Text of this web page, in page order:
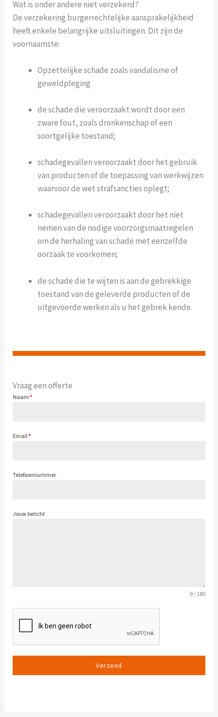
Wat is onder andere niet verzekerd?
De verzekering burgerrechtelijke aansprakelijkheid
heeft enkele belangrijke uitsluitingen. Dit zijn de
voornaamste:
Opzettelijke schade zoals vandalisme of
geweldpleging
de schade die veroorzaakt wordt door een
zware fout, zoals dronkenschap of een
soortgelijke toestand;
schadegevallen veroorzaakt door het gebruik
van producten of de toepassing van werkwijzen
waarvoor de wet strafsancties oplegt;
schadegevallen veroorzaakt door het niet
nemen van de nodige voorzorgsmaatregelen
om de herhaling van schade met eenzelfde
oorzaak te voorkomen;
de schade die te wijten is aan de gebrekkige
toestand van de geleverde producten of de
uitgevoerde werken als u het gebrek kende.
Vraag een offerte
Naam*
Email*
Telefoonnummer
Jouw bericht
0 / 180
Verzend